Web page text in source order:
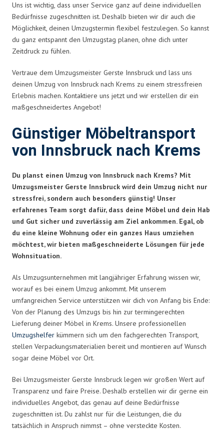
Uns ist wichtig, dass unser Service ganz auf deine individuellen
Bedürfnisse zugeschnitten ist. Deshalb bieten wir dir auch die
Möglichkeit, deinen Umzugstermin flexibel festzulegen. So kannst
du ganz entspannt den Umzugstag planen, ohne dich unter
Zeitdruck zu fühlen.
Vertraue dem Umzugsmeister Gerste Innsbruck und lass uns
deinen Umzug von Innsbruck nach Krems zu einem stressfreien
Erlebnis machen. Kontaktiere uns jetzt und wir erstellen dir ein
maßgeschneidertes Angebot!
Günstiger Möbeltransport
von Innsbruck nach Krems
Du planst einen Umzug von Innsbruck nach Krems? Mit
Umzugsmeister Gerste Innsbruck wird dein Umzug nicht nur
stressfrei, sondern auch besonders günstig! Unser
erfahrenes Team sorgt dafür, dass deine Möbel und dein Hab
und Gut sicher und zuverlässig am Ziel ankommen. Egal, ob
du eine kleine Wohnung oder ein ganzes Haus umziehen
möchtest, wir bieten maßgeschneiderte Lösungen für jede
Wohnsituation.
Als Umzugsunternehmen mit langjähriger Erfahrung wissen wir,
worauf es bei einem Umzug ankommt. Mit unserem
umfangreichen Service unterstützen wir dich von Anfang bis Ende:
Von der Planung des Umzugs bis hin zur termingerechten
Lieferung deiner Möbel in Krems. Unsere professionellen
Umzugshelfer kümmern sich um den fachgerechten Transport,
stellen Verpackungsmaterialien bereit und montieren auf Wunsch
sogar deine Möbel vor Ort.
Bei Umzugsmeister Gerste Innsbruck legen wir großen Wert auf
Transparenz und faire Preise. Deshalb erstellen wir dir gerne ein
individuelles Angebot, das genau auf deine Bedürfnisse
zugeschnitten ist. Du zahlst nur für die Leistungen, die du
tatsächlich in Anspruch nimmst – ohne versteckte Kosten.